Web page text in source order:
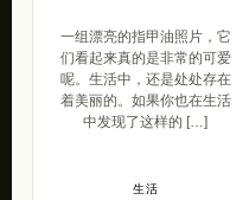
一组漂亮的指甲油照片，它
们看起来真的是非常的可爱
呢。生活中，还是处处存在
着美丽的。如果你也在生活
中发现了这样的 […]
生活